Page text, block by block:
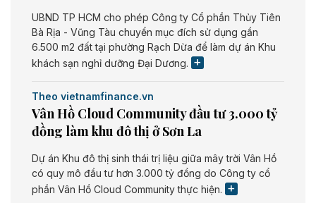
UBND TP HCM cho phép Công ty Cổ phần Thủy Tiên
Bà Rịa - Vũng Tàu chuyển mục đích sử dụng gần
6.500 m2 đất tại phường Rạch Dừa để làm dự án Khu
khách sạn nghỉ dưỡng Đại Dương.
Theo vietnamfinance.vn
Vân Hồ Cloud Community đầu tư 3.000 tỷ
đồng làm khu đô thị ở Sơn La
Dự án Khu đô thị sinh thái trị liệu giữa mây trời Vân Hồ
có quy mô đầu tư hơn 3.000 tỷ đồng do Công ty cổ
phần Vân Hồ Cloud Community thực hiện.